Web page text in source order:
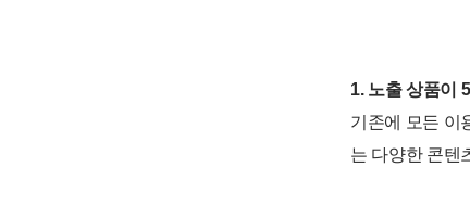
1. 노출 상품이
기존에 모든 이
는 다양한 콘텐